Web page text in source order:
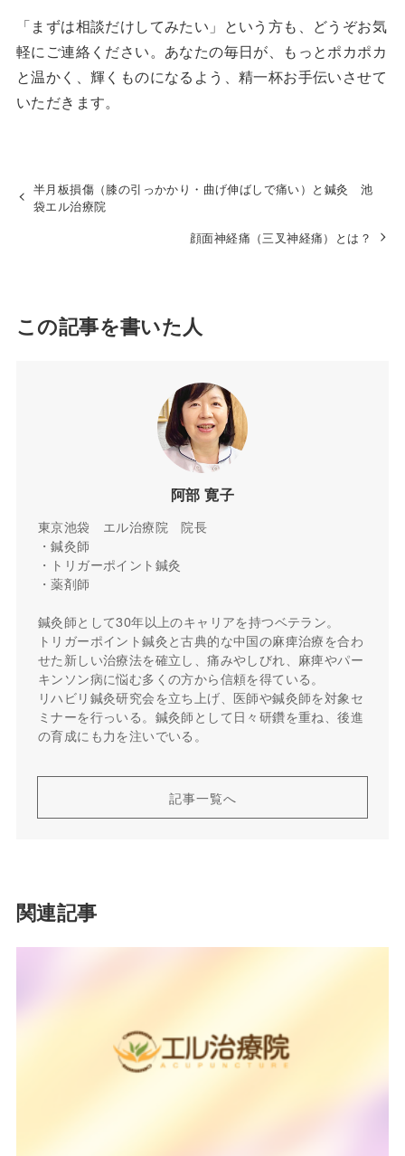
「まずは相談だけしてみたい」という方も、どうぞお気
軽にご連絡ください。あなたの毎日が、もっとポカポカ
と温かく、輝くものになるよう、精一杯お手伝いさせて
いただきます。
半月板損傷（膝の引っかかり・曲げ伸ばしで痛い）と鍼灸 池
袋エル治療院
顔面神経痛（三叉神経痛）とは？
この記事を書いた人
阿部 寛子
東京池袋 エル治療院 院長
・鍼灸師
・トリガーポイント鍼灸
・薬剤師
鍼灸師として30年以上のキャリアを持つベテラン。
トリガーポイント鍼灸と古典的な中国の麻痺治療を合わ
せた新しい治療法を確立し、痛みやしびれ、麻痺やパー
キンソン病に悩む多くの方から信頼を得ている。
リハビリ鍼灸研究会を立ち上げ、医師や鍼灸師を対象セ
ミナーを行っいる。鍼灸師として日々研鑽を重ね、後進
の育成にも力を注いでいる。
記事一覧へ
関連記事